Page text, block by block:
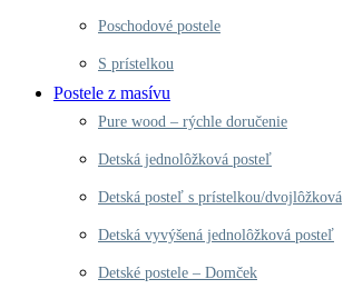
Poschodové postele
S prístelkou
Postele z masívu
Pure wood – rýchle doručenie
Detská jednolôžková posteľ
Detská posteľ s prístelkou/dvojlôžková
Detská vyvýšená jednolôžková posteľ
Detské postele – Domček